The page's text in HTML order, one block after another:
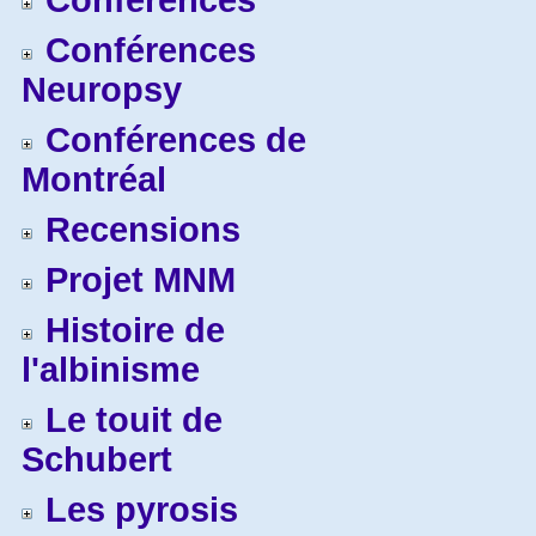
Conférences
Neuropsy
Conférences de
Montréal
Recensions
Projet MNM
Histoire de
l'albinisme
Le touit de
Schubert
Les pyrosis